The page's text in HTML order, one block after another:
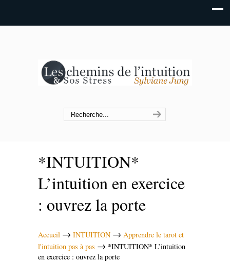
*INTUITION*
L’intuition en exercice
: ouvrez la porte
Accueil → INTUITION → Apprendre le tarot et
l'intuition pas à pas → *INTUITION* L’intuition
en exercice : ouvrez la porte